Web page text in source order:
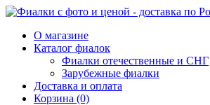
О магазине
Каталог фиалок
Фиалки отечественные и СНГ
Зарубежные фиалки
Доставка и оплата
Корзина (0)